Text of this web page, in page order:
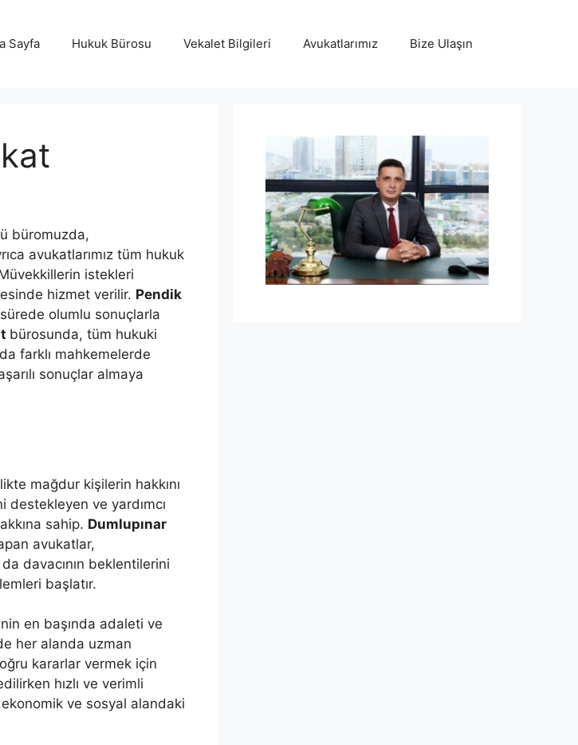
Sayfa Hukuk Bürosu Vekalet Bilgileri Avukatlarımız Bize Ulaşın
büromuzda,
avukatlarımız tüm hukuk
istekleri
hizmet verilir. Pendik
olumlu sonuçlarla
bürosunda, tüm hukuki
farklı mahkemelerde
sonuçlar almaya
mağdur kişilerin hakkını
destekleyen ve yardımcı
sahip. Dumlupınar
avukatlar,
davacının beklentilerini
başlatır.
en başında adaleti ve
her alanda uzman
kararlar vermek için
hızlı ve verimli
ekonomik ve sosyal alandaki